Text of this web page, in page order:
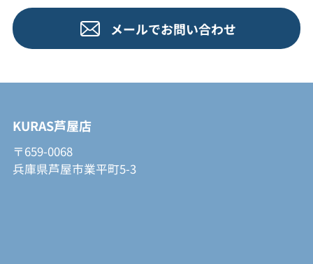
メールでお問い合わせ
KURAS芦屋店
〒659-0068
兵庫県芦屋市業平町5-3